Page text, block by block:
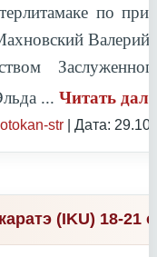
по
... Читать
str | Дата:
(IKU) 18-21